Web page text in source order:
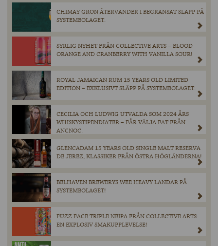
CHIMAY GRÖN ÅTERVÄNDER I BEGRÄNSAT SLÄPP PÅ
SYSTEMBOLAGET.
SYRLIG NYHET FRÅN COLLECTIVE ARTS – BLOOD
ORANGE AND CRANBERRY WITH VANILLA SOUR!
ROYAL JAMAICAN RUM 15 YEARS OLD LIMITED
EDITION – EXKLUSIVT SLÄPP PÅ SYSTEMBOLAGET.
CECILIA OCH LUDWIG UTVALDA SOM 2024 ÅRS
WHISKYSTIPENDIATER – FÅR VÄLJA FAT FRÅN
ANCNOC.
GLENCADAM 15 YEARS OLD SINGLE MALT RESERVA
DE JEREZ, KLASSIKER FRÅN ÖSTRA HÖGLÄNDERNA!
BELHAVEN BREWERYS WEE HEAVY LANDAR PÅ
SYSTEMBOLAGET!
FUZZ FACE TRIPLE NEIPA FRÅN COLLECTIVE ARTS:
EN EXPLOSIV SMAKUPPLEVELSE!